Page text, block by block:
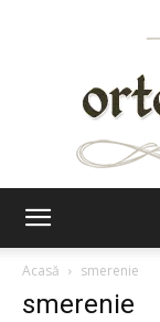
Acasă
smerenie
smerenie